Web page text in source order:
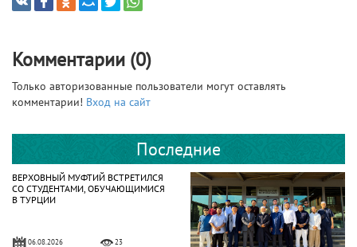
Комментарии (0)
Только авторизованные пользователи могут оставлять
комментарии! Вход на сайт
Последние
ВЕРХОВНЫЙ МУФТИЙ ВСТРЕТИЛСЯ
СО СТУДЕНТАМИ, ОБУЧАЮЩИМИСЯ
В ТУРЦИИ
06.08.2026 23